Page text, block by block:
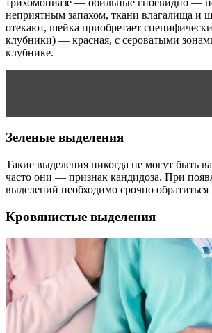
неприятным запахом, ткани влагалища и
отекают, шейка приобретает
клубники) — красная, с сероватыми
клубнике.
Зеленые выделения
Такие выделения никогда не могут быть
часто они — признак кандидоза. При
выделений необходимо срочно обратиться
Кровянистые выделения